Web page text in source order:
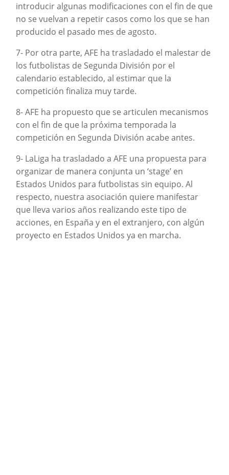
introducir algunas modificaciones con el fin de que
no se vuelvan a repetir casos como los que se han
producido el pasado mes de agosto.
7- Por otra parte, AFE ha trasladado el malestar de
los futbolistas de Segunda División por el
calendario establecido, al estimar que la
competición finaliza muy tarde.
8- AFE ha propuesto que se articulen mecanismos
con el fin de que la próxima temporada la
competición en Segunda División acabe antes.
9- LaLiga ha trasladado a AFE una propuesta para
organizar de manera conjunta un ‘stage’ en
Estados Unidos para futbolistas sin equipo. Al
respecto, nuestra asociación quiere manifestar
que lleva varios años realizando este tipo de
acciones, en España y en el extranjero, con algún
proyecto en Estados Unidos ya en marcha.